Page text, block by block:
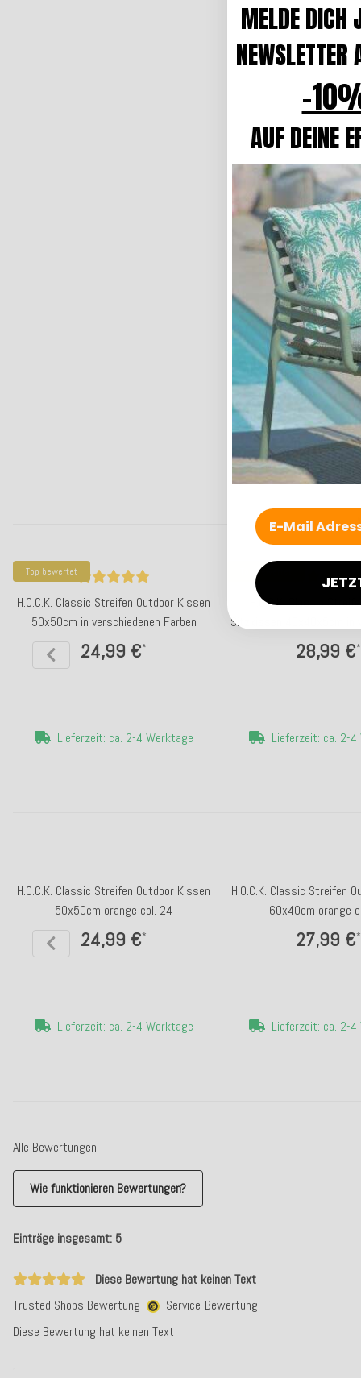
Alle Bewertungen:
Wie funktionieren Bewertungen?
Einträge insgesamt: 5
Diese Bewertung hat keinen Text
Trusted Shops Bewertung
Service-Bewertung
Diese Bewertung hat keinen Text
Top bewertet
H.O.C.K. Classic Streifen Outdoor Kissen
50x50cm in verschiedenen Farben
24,99 €*
Lieferzeit: ca. 2-4 Werktage
Top bewertet
H.O.C.K. Classic
Sitzkissen 40x40x5cm in
Farben
28,99 €*
Lieferzeit: ca. 2-4
H.O.C.K. Classic Streifen Outdoor Kissen
50x50cm orange col. 24
24,99 €*
Lieferzeit: ca. 2-4 Werktage
H.O.C.K. Classic Streifen
60x40cm orange
27,99 €*
Lieferzeit: ca. 2-4
MELDE DICH
NEWSLETTER
-
AUF DEINE